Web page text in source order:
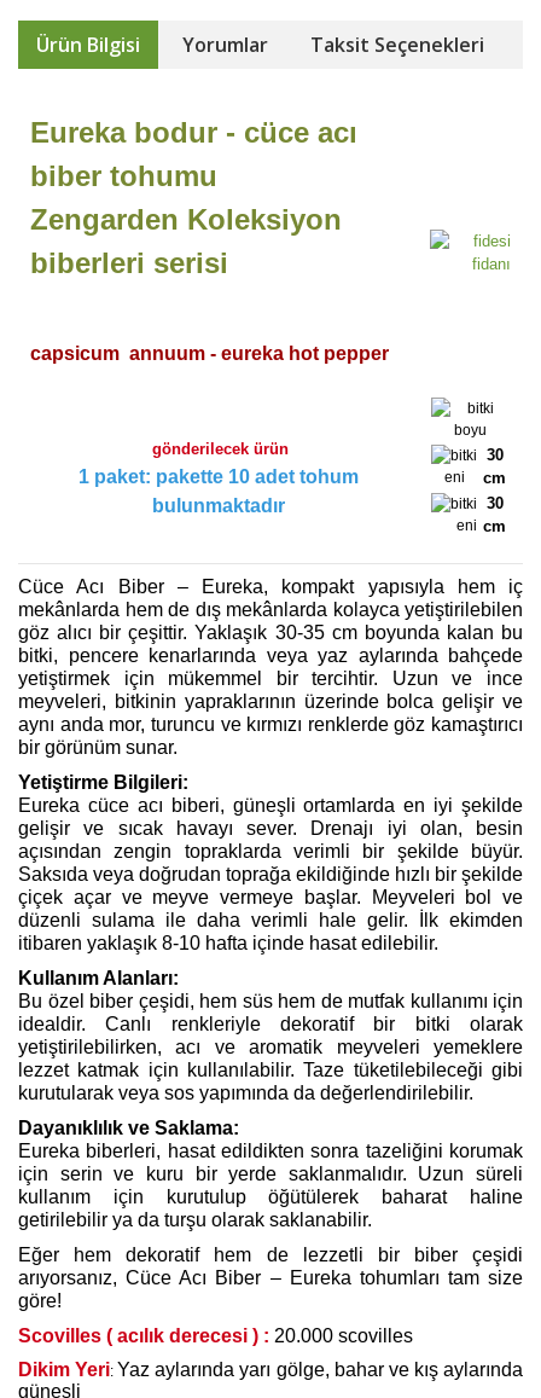
Ürün Bilgisi Yorumlar Taksit Seçenekleri
Eureka bodur - cüce acı
biber tohumu
Zengarden Koleksiyon
biberleri serisi
capsicum annuum - eureka hot pepper
gönderilecek ürün
1 paket: pakette 10 adet tohum
bulunmaktadır
30
cm
30
cm
Cüce Acı Biber – Eureka, kompakt yapısıyla hem iç
mekânlarda hem de dış mekânlarda kolayca yetiştirilebilen
göz alıcı bir çeşittir. Yaklaşık 30-35 cm boyunda kalan bu
bitki, pencere kenarlarında veya yaz aylarında bahçede
yetiştirmek için mükemmel bir tercihtir. Uzun ve ince
meyveleri, bitkinin yapraklarının üzerinde bolca gelişir ve
aynı anda mor, turuncu ve kırmızı renklerde göz kamaştırıcı
bir görünüm sunar.
Yetiştirme Bilgileri:
Eureka cüce acı biberi, güneşli ortamlarda en iyi şekilde
gelişir ve sıcak havayı sever. Drenajı iyi olan, besin
açısından zengin topraklarda verimli bir şekilde büyür.
Saksıda veya doğrudan toprağa ekildiğinde hızlı bir şekilde
çiçek açar ve meyve vermeye başlar. Meyveleri bol ve
düzenli sulama ile daha verimli hale gelir. İlk ekimden
itibaren yaklaşık 8-10 hafta içinde hasat edilebilir.
Kullanım Alanları:
Bu özel biber çeşidi, hem süs hem de mutfak kullanımı için
idealdir. Canlı renkleriyle dekoratif bir bitki olarak
yetiştirilebilirken, acı ve aromatik meyveleri yemeklere
lezzet katmak için kullanılabilir. Taze tüketilebileceği gibi
kurutularak veya sos yapımında da değerlendirilebilir.
Dayanıklılık ve Saklama:
Eureka biberleri, hasat edildikten sonra tazeliğini korumak
için serin ve kuru bir yerde saklanmalıdır. Uzun süreli
kullanım için kurutulup öğütülerek baharat haline
getirilebilir ya da turşu olarak saklanabilir.
Eğer hem dekoratif hem de lezzetli bir biber çeşidi
arıyorsanız, Cüce Acı Biber – Eureka tohumları tam size
göre!
Scovilles ( acılık derecesi ) : 20.000 scovilles
Dikim Yeri: Yaz aylarında yarı gölge, bahar ve kış aylarında
güneşli